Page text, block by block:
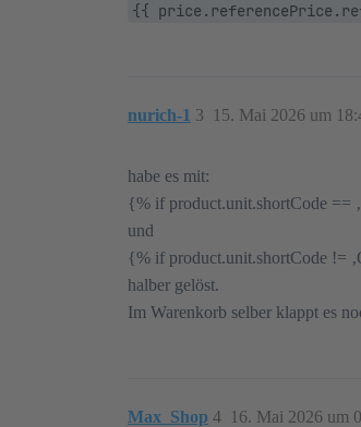
{{
nurich-1 15. Mai 2026 um
3
habe es mit:
{% if product.unit.shortCode ==
und
{% if product.unit.shortCode !=
halber gelöst.
Im Warenkorb selber klappt es
Max_Shop 16. Mai 2026 um
4